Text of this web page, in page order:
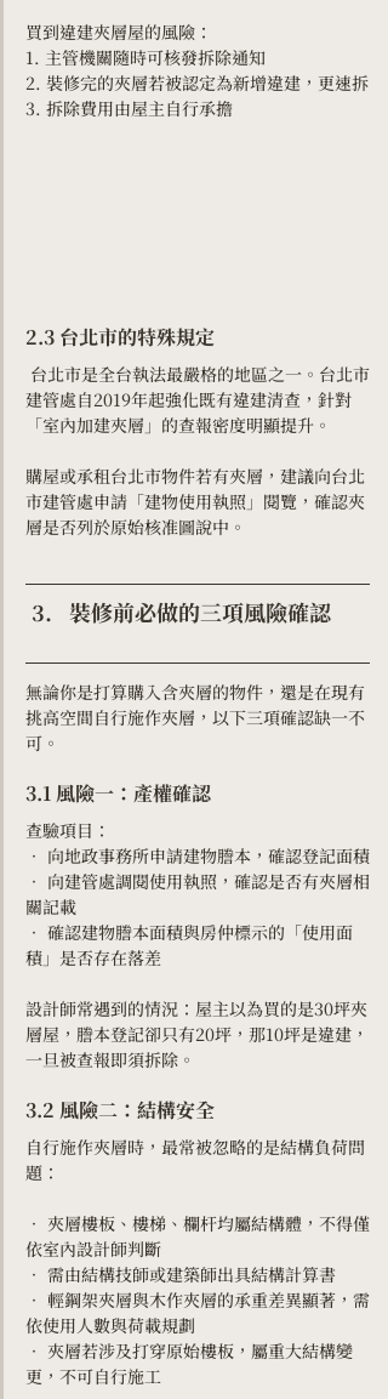
買到違建夾層屋的風險：
1. 主管機關隨時可核發拆除通知
2. 裝修完的夾層若被認定為新增違建，更速拆
3. 拆除費用由屋主自行承擔
2.3 台北市的特殊規定
台北市是全台執法最嚴格的地區之一。台北市
建管處自2019年起強化既有違建清查，針對
「室內加建夾層」的查報密度明顯提升。
購屋或承租台北市物件若有夾層，建議向台北
市建管處申請「建物使用執照」閱覽，確認夾
層是否列於原始核准圖說中。
裝修前必做的三項風險確認
無論你是打算購入含夾層的物件，還是在現有
挑高空間自行施作夾層，以下三項確認缺一不
可。
3.1 風險一：產權確認
查驗項目：
• 向地政事務所申請建物謄本，確認登記面積
• 向建管處調閱使用執照，確認是否有夾層相
關記載
• 確認建物謄本面積與房仲標示的「使用面
積」是否存在落差
設計師常遇到的情況：屋主以為買的是30坪夾
層屋，謄本登記卻只有20坪，那10坪是違建，
一旦被查報即須拆除。
3.2 風險二：結構安全
自行施作夾層時，最常被忽略的是結構負荷問
題：
• 夾層樓板、樓梯、欄杆均屬結構體，不得僅
依室內設計師判斷
• 需由結構技師或建築師出具結構計算書
• 輕鋼架夾層與木作夾層的承重差異顯著，需
依使用人數與荷載規劃
• 夾層若涉及打穿原始樓板，屬重大結構變
更，不可自行施工